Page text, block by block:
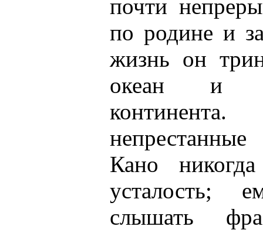
почти
по родине и
жизнь он
океан и
Кано
усталость;
слышать